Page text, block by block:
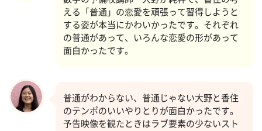
える「普通」の恋愛を頑張って習得しようと
する姿が本当にかわいかったです。それぞれ
の普通があって、いろんな恋愛の形があって
面白かったです。
普通がわからない、普通じゃない大野と香住
のテンポのいいやりとりが面白かったです。
予告映像を観たときはラブ要素の少ないスト